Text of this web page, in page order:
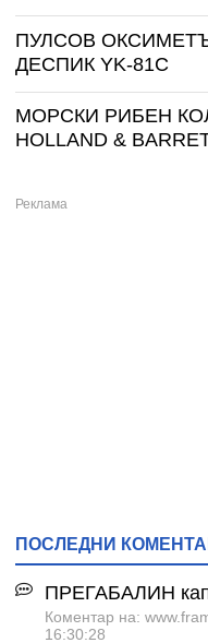
ПУЛСОВ
ДЕСПИК YK-81C
МОРСКИ РИБЕН
HOLLAND &
ПОСЛЕДНИ
ПРЕГАБАЛИН
Коментар на:
16:30:28